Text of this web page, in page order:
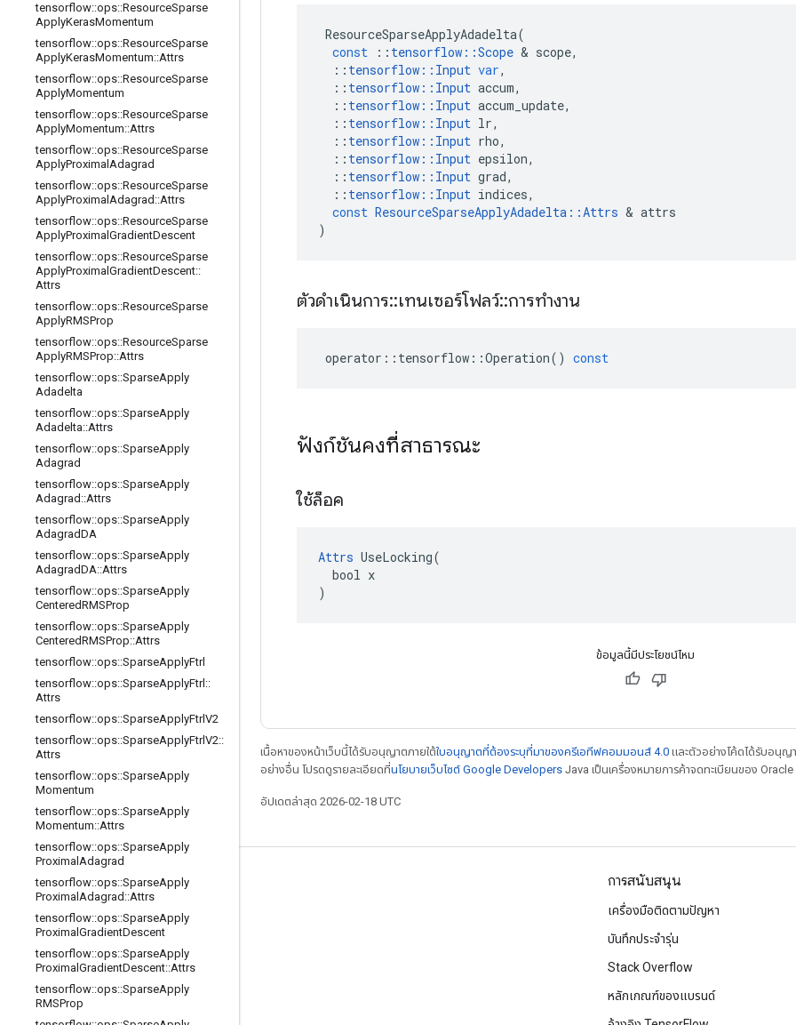
tensorflow::ops::ResourceSparse
ApplyKerasMomentum
tensorflow::ops::ResourceSparse
ApplyKerasMomentum::Attrs
tensorflow::ops::ResourceSparse
ApplyMomentum
tensorflow::ops::ResourceSparse
ApplyMomentum::Attrs
tensorflow::ops::ResourceSparse
ApplyProximal Adagrad
tensorflow::ops::ResourceSparse
ApplyProximal Adagrad ::Attrs
tensorflow::ops::ResourceSparse
ApplyProximal GradientDescent
tensorflow::ops::ResourceSparse
ApplyProximal GradientDescent::
Attrs
tensorflow::ops::ResourceSparse
ApplyRMSProp
tensorflow::ops::ResourceSparse
ApplyRMSProp::Attrs
tensorflow::ops::SparseApply
Adadelta
tensorflow::ops::SparseApply
Adadelta::Attrs
tensorflow::ops::SparseApply
Adagrad
tensorflow::ops::SparseApply
Adagrad ::Attrs
tensorflow::ops::SparseApply
AdagradDA
tensorflow::ops::SparseApply
AdagradDA::Attrs
tensorflow::ops::SparseApply
CenteredRMSProp
tensorflow::ops::SparseApply
CenteredRMSProp::Attrs
tensorflow::ops::SparseApplyFtrl
tensorflow::ops::SparseApplyFtrl ::
Attrs
tensorflow::ops::SparseApplyFtrlV2
tensorflow::ops::SparseApplyFtrlV2::
Attrs
tensorflow::ops::SparseApply
Momentum
tensorflow::ops::SparseApply
Momentum::Attrs
tensorflow::ops::SparseApply
Proximal Adagrad
tensorflow::ops::SparseApply
Proximal Adagrad ::Attrs
tensorflow::ops::SparseApply
Proximal GradientDescent
tensorflow::ops::SparseApply
Proximal GradientDescent::Attrs
tensorflow::ops::SparseApply
RMSProp
ResourceSparseApplyAdadelta(
const
:: tensorflow ::Scope & scope,
:: tensorflow :: Input var,
:: tensorflow :: Input accum,
:: tensorflow :: Input accum_update,
:: tensorflow :: Input lr,
:: tensorflow :: Input rho,
:: tensorflow :: Input epsilon,
:: tensorflow :: Input grad,
:: tensorflow :: Input indices,
const ResourceSparseApplyAdadelta ::Attrs & attrs
)
ตัวดำเนินการ::เทนเซอร์โฟลว์::การทำงาน
operator :: tensorflow ::Operation() const
ฟังก์ชันคงที่สาธารณะ
ใช้ล็อค
Attrs UseLocking(
  bool x
)
ข้อมูลนี้มีประโยชน์ไหม
เนื้อหาของหน้าเว็บนี้ได้รับอนุญาตภายใต้ใบอนุญาตที่ต้องระบุที่มาของครีเอทีฟคอมมอนส์ 4.0 และตัวอย่างโค้ดได้รับอนุญ
อย่างอื่น โปรดดูรายละเอียดที่นโยบายเว็บไซต์ Google Developers Java เป็นเครื่องหมายการค้าจดทะเบียนของ
อัปเดตล่าสุด 2026-02-18 UTC
เชื่อมต่อเสมอ
ฟอรัม
GitHub
Twitter
การสนับสนุน
เครื่องมือติดตามปัญหา
บันทึกประจำรุ่น
Stack Overflow
หลักเกณฑ์ของแบรนด์